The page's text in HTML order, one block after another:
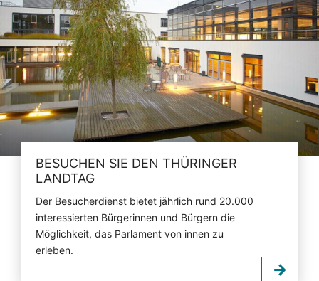
BESUCHEN SIE DEN THÜRINGER
LANDTAG
Der Besucherdienst bietet jährlich rund 20.000
interessierten Bürgerinnen und Bürgern die
Möglichkeit, das Parlament von innen zu
erleben.